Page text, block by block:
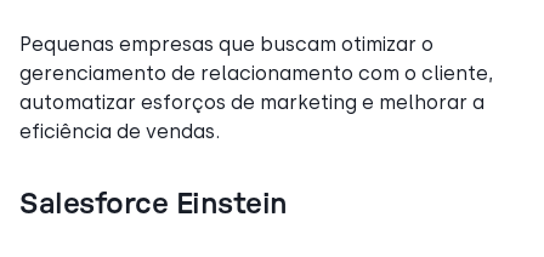
Pequenas empresas que buscam otimizar o
gerenciamento de relacionamento com o cliente,
automatizar esforços de marketing e melhorar a
eficiência de vendas.
Salesforce Einstein